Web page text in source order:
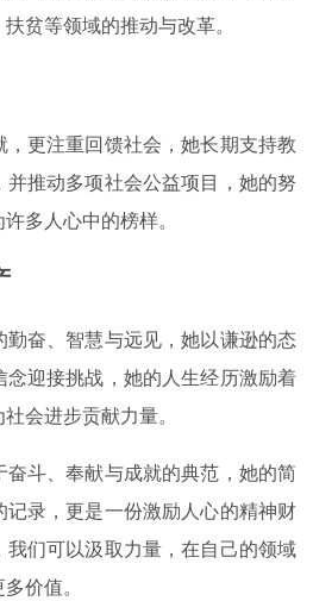
贫等领域的推动与改革。
，更注重回馈社会，她长期支持教
推动多项社会公益项目，她的努
多人心中的榜样。
勤奋、智慧与远见，她以谦逊的态
念迎接挑战，她的人生经历激励着
会进步贡献力量。
奋斗、奉献与成就的典范，她的简
录，更是一份激励人心的精神财
们可以汲取力量，在自己的领域
价值。